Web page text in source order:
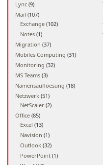
Lync (9)
Mail (107)
Exchange (102)
Notes (1)
Migration (37)
Mobiles Computing (31)
Monitoring (32)
MS Teams (3)
Namensaufloesung (18)
Netzwerk (51)
NetScaler (2)
Office (85)
Excel (13)
Navision (1)
Outlook (32)
PowerPoint (1)